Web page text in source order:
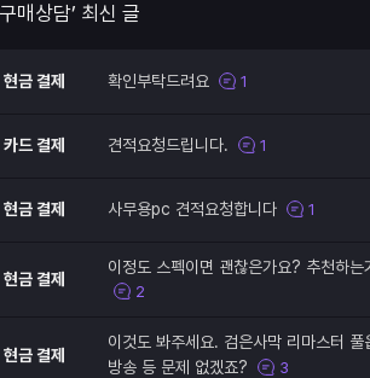
매상담’ 최신 글
현금 결제 확인부탁드려요 1
카드 결제 견적요청드립니다. 1
현금 결제 사무용pc 견적요청합니다 1
현금 결제
이정도 스펙이면 괜찮은가요? 추천하
2
현금 결제
이것도 봐주세요. 검은사막 리마스터
방송 등 문제 없겠죠?
3